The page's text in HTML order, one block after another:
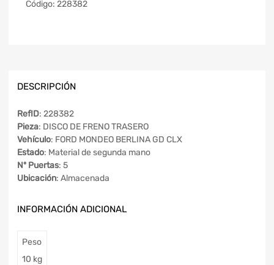
Código: 228382
DESCRIPCIÓN
RefID: 228382
Pieza: DISCO DE FRENO TRASERO
Vehículo: FORD MONDEO BERLINA GD CLX
Estado: Material de segunda mano
Nº Puertas: 5
Ubicación: Almacenada
INFORMACIÓN ADICIONAL
Peso
10 kg